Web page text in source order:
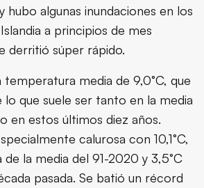
hubo algunas inundaciones en los
a principios de mes
derritió súper rápido.
temperatura media de 9,0°C, que
lo que suele ser tanto en la media
en estos últimos diez años.
calurosa con 10,1°C,
la media del 91-2020 y 3,5°C
pasada. Se batió un récord